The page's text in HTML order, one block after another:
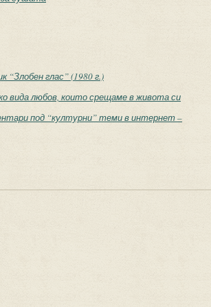
глас” (1980 г.)
вида любов, които срещаме в живота си
под “културни” теми в интернет –